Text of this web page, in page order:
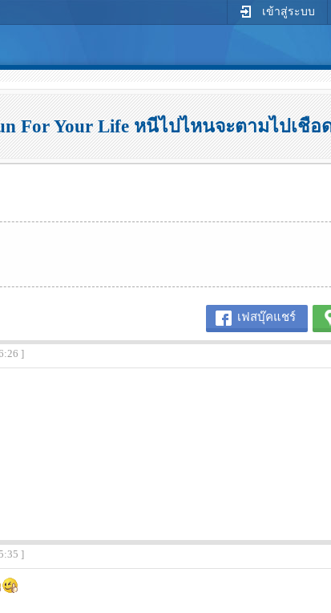
เข้าสู่ระบบ
For Your Life หนีไปไหนจะตามไปเชื
เฟสบุ๊คแชร์
]
]